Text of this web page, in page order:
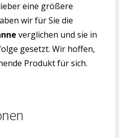
eine größere
wir für Sie die
verglichen und sie in
gesetzt. Wir hoffen,
Produkt für sich.